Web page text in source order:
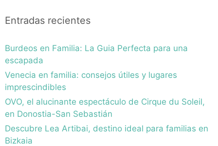
Entradas recientes
Burdeos en Familia: La Guia Perfecta para una
escapada
Venecia en familia: consejos útiles y lugares
imprescindibles
OVO, el alucinante espectáculo de Cirque du Soleil,
en Donostia-San Sebastián
Descubre Lea Artibai, destino ideal para familias en
Bizkaia